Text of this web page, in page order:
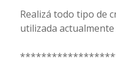
Realizá todo tipo de
utilizada